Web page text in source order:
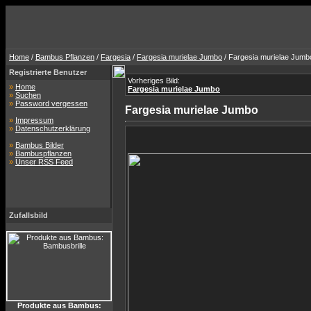
Home / Bambus Pflanzen / Fargesia / Fargesia murielae Jumbo / Fargesia murielae
Registrierte Benutzer
» Home
» Suchen
» Password vergessen
» Impressum
» Datenschutzerklärung
» Bambus Bilder
» Bambuspflanzen
» Unser RSS Feed
Zufallsbild
Produkte aus Bambus:
Vorheriges Bild:
Fargesia murielae Jumbo
Fargesia murielae Jumbo